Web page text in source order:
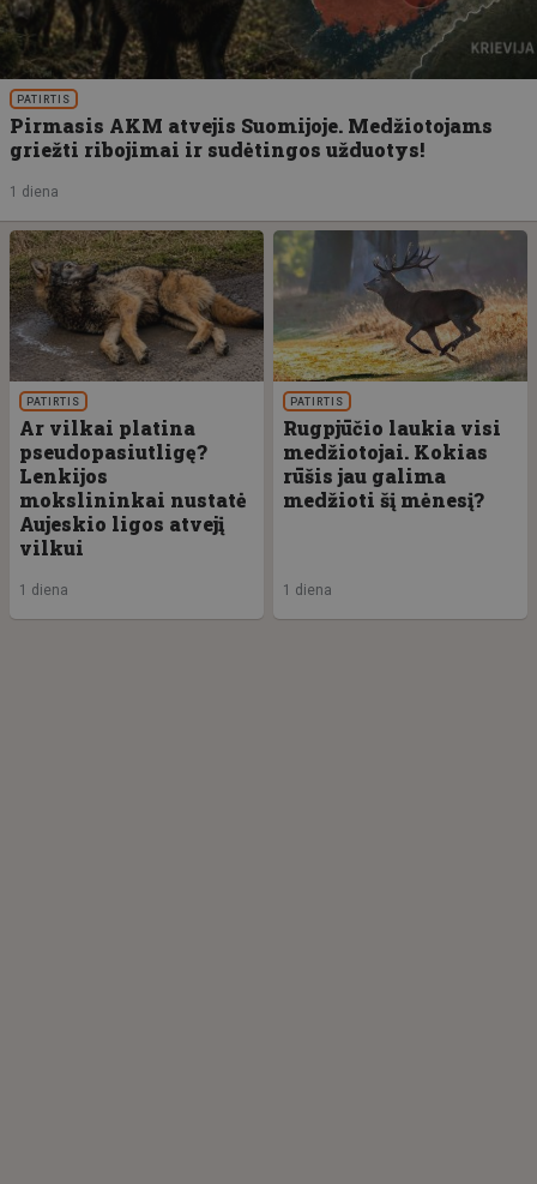
PATIRTIS
Pirmasis AKM atvejis Suomijoje. Medžiotojams
griežti ribojimai ir sudėtingos užduotys!
1 diena
PATIRTIS
Ar vilkai platina
pseudopasiutligę?
Lenkijos
mokslininkai nustatė
Aujeskio ligos atvejį
vilkui
1 diena
PATIRTIS
Rugpjūčio laukia visi
medžiotojai. Kokias
rūšis jau galima
medžioti šį mėnesį?
1 diena